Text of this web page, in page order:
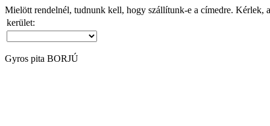
Mielött rendelnél, tudnunk kell, hogy szállítunk-e a címedre. Kérlek,
kerület:
Gyros pita BORJÚ